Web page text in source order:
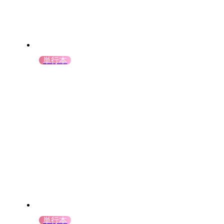
単行本
単行本